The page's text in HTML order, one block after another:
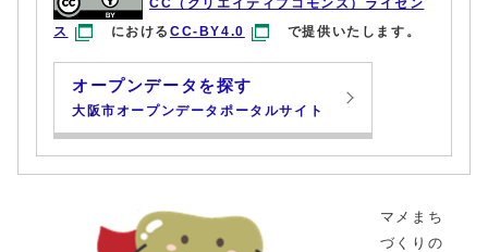
CC（クリエイティブコモンズ）ライセン
ス
におけるCC-BY4.0 で提供いたします。
オープンデータを探す
大阪市オープンデータポータルサイト
マメまち
づくりの